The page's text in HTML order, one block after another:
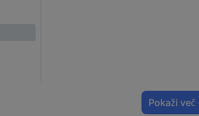
Pokaži več